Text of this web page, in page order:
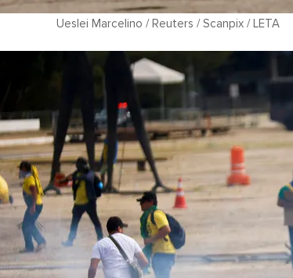
Ueslei Marcelino / Reuters / Scanpix / LETA